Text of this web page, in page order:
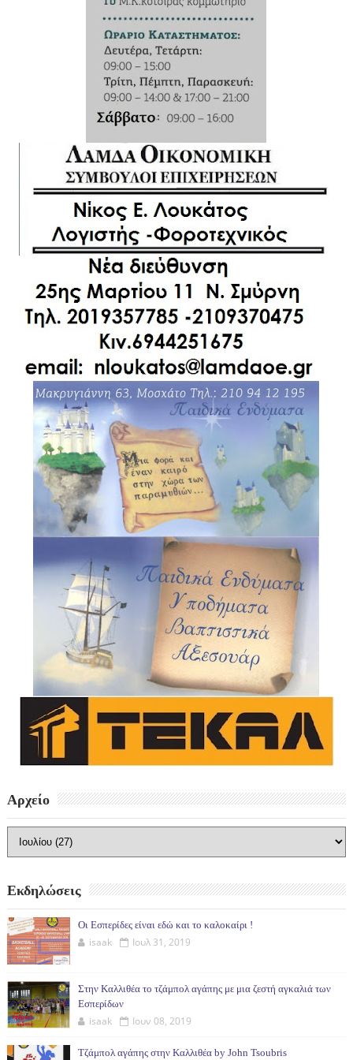
Αρχείο
Εκδηλώσεις
Οι Εσπερίδες είναι εδώ και το καλοκαίρι !
isaak Ιουλ 31, 2019
Στην Καλλιθέα το τζάμπολ αγάπης με μια ζεστή αγκαλιά των
Εσπερίδων
isaak Ιουν 08, 2019
Τζάμπολ αγάπης στην Καλλιθέα by John Tsoubris